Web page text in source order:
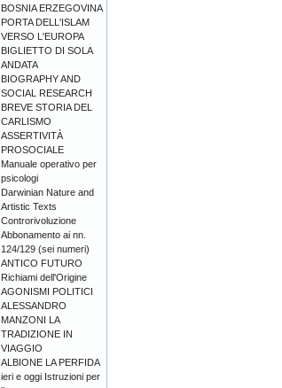
BOSNIA ERZEGOVINA
PORTA DELL'ISLAM
VERSO L'EUROPA
BIGLIETTO DI SOLA
ANDATA
BIOGRAPHY AND
SOCIAL RESEARCH
BREVE STORIA DEL
CARLISMO
ASSERTIVITÀ
PROSOCIALE
Manuale operativo per
psicologi
Darwinian Nature and
Artistic Texts
Controrivoluzione
Abbonamento ai nn.
124/129 (sei numeri)
ANTICO FUTURO
Richiami dell'Origine
AGONISMI POLITICI
ALESSANDRO
MANZONI LA
TRADIZIONE IN
VIAGGIO
ALBIONE LA PERFIDA
ieri e oggi Istruzioni per